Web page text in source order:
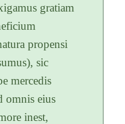
gratiam
propensi
sic
mercedis
omnis eius
inest,